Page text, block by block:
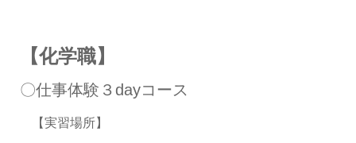
【化学職】
〇仕事体験３dayコース
【実習場所】